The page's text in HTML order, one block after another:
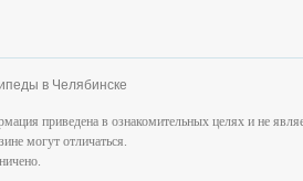
в Челябинске
приведена в ознакомительных целях и не
могут отличаться.